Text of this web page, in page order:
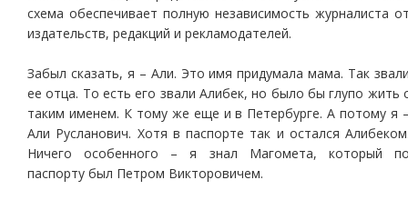
схема обеспечивает полную независимость журналиста
издательств, редакций и рекламодателей.
Забыл сказать, я – Али. Это имя придумала мама. Так
ее отца. То есть его звали Алибек, но было бы глупо жить
таким именем. К тому же еще и в Петербурге. А потому я
Али Русланович. Хотя в паспорте так и остался
Ничего особенного – я знал Магомета, который
паспорту был Петром Викторовичем.